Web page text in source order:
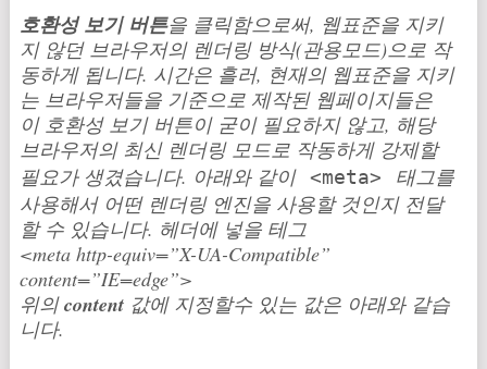
호환성 보기 버튼을 클릭함으로써, 웹표준을 지키
지 않던 브라우저의 렌더링 방식(관용모드)으로 작
동하게 됩니다. 시간은 흘러, 현재의 웹표준을 지키
는 브라우저들을 기준으로 제작된 웹페이지들은
이 호환성 보기 버튼이 굳이 필요하지 않고, 해당
브라우저의 최신 렌더링 모드로 작동하게 강제할
필요가 생겼습니다. 아래와 같이 <meta>
태그를
사용해서 어떤 렌더링 엔진을 사용할 것인지 전달
할 수 있습니다. 헤더에 넣을 테그
<meta http-equiv=”X-UA-Compatible”
content=”IE=edge”>
위의content값에 지정할수 있는 값은 아래와 같습
니다.